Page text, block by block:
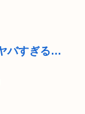
バすぎる…